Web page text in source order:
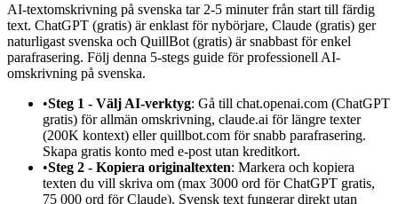
AI-textomskrivning på svenska tar 2-5 minuter från start till färdig
text. ChatGPT (gratis) är enklast för nybörjare, Claude (gratis) ger
naturligast svenska och QuillBot (gratis) är snabbast för enkel
parafrasering. Följ denna 5-stegs guide för professionell AI-
omskrivning på svenska.
•Steg 1 - Välj AI-verktyg: Gå till chat.openai.com (ChatGPT
gratis) för allmän omskrivning, claude.ai för längre texter
(200K kontext) eller quillbot.com för snabb parafrasering.
Skapa gratis konto med e-post utan kreditkort.
•Steg 2 - Kopiera originaltexten: Markera och kopiera
texten du vill skriva om (max 3000 ord för ChatGPT gratis,
75 000 ord för Claude). Svensk text fungerar direkt utan